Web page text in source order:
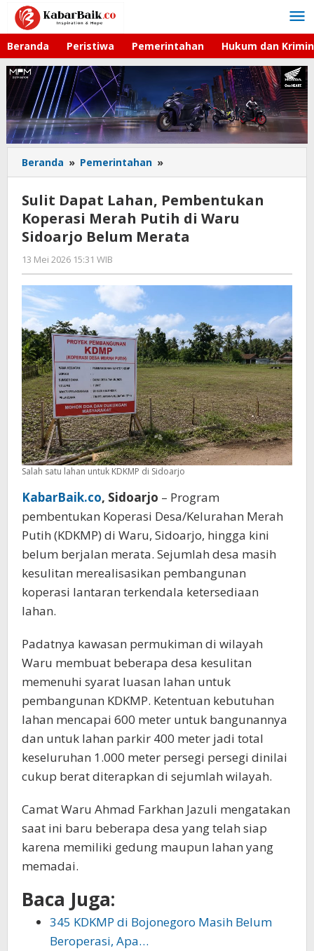
Lewati
konten
Beranda Peristiwa Pemerintahan Hukum dan
Beranda » Pemerintahan »
Dapat
Lahan,
Pembentukan
Koperasi
Merah
Belum
Merata
Sulit Dapat Lahan, Pembentukan
Koperasi Merah Putih di Waru
Sidoarjo Belum Merata
13 Mei 2026 15:31 WIB
Imam
WD
Salah satu lahan untuk KDKMP di Sidoarjo
KabarBaik.co, Sidoarjo – Program
pembentukan Koperasi Desa/Kelurahan Merah
Putih (KDKMP) di Waru, Sidoarjo, hingga kini
belum berjalan merata. Sejumlah desa masih
kesulitan merealisasikan pembangunan
koperasi lantaran terkendala ketersediaan
lahan.
Padatnya kawasan permukiman di wilayah
Waru membuat beberapa desa kesulitan
memenuhi syarat luasan lahan untuk
pembangunan KDKMP. Ketentuan kebutuhan
lahan mencapai 600 meter untuk bangunannya
dan untuk lahan parkir 400 meter jadi total
keseluruhan 1.000 meter persegi persegi dinilai
cukup berat diterapkan di sejumlah wilayah.
Camat Waru Ahmad Farkhan Jazuli mengatakan
saat ini baru beberapa desa yang telah siap
karena memiliki gedung maupun lahan yang
memadai.
Baca Juga:
345 KDKMP di Bojonegoro Masih Belum
Beroperasi, Apa…